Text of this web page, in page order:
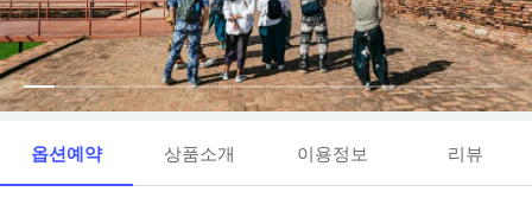
옵션예약 상품소개 이용정보 리뷰